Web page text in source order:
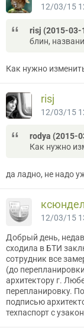
12/03/15
risj (2015-03-
блин,
Как нужно
risj
12/03/15
rodya (2015-
Как нужно
да ладно, не надо
12/03/15
Добрый день,
сходила в БТИ
сотрудник все
(до
архитектору г.
перепланировку.
подписью
техпаспорт с